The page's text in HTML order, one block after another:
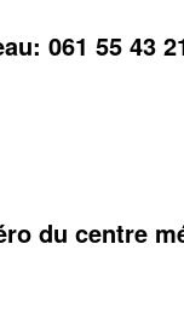
061 55 43
du centre